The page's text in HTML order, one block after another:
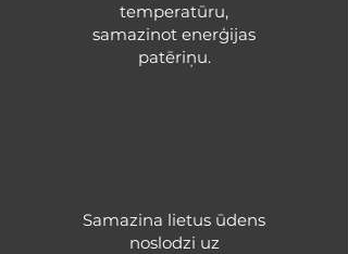
temperatūru,
samazinot enerģijas
patēriņu.
Samazina lietus ūdens
noslodzi uz